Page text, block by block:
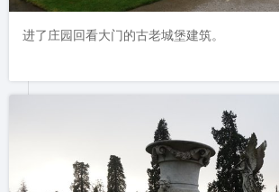
进了庄园回看大门的古老城堡建筑。